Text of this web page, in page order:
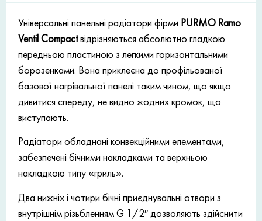
Універсальні панельні радіатори фірми PURMO Ramo
Ventil Compactвідрізняються абсолютно гладкою
передньою пластиною з легкими горизонтальними
борозенками. Вона приклеєна до профільованої
базової нагрівальної панелі таким чином, що якщо
дивитися спереду, не видно жодних кромок, що
виступають.
Радіатори обладнані конвекційними елементами,
забезпечені бічними накладками та верхньою
накладкою типу «гриль».
Два нижніх і чотири бічні приєднувальні отвори з
внутрішнім різьбленням G 1/2″ дозволяють здійснити